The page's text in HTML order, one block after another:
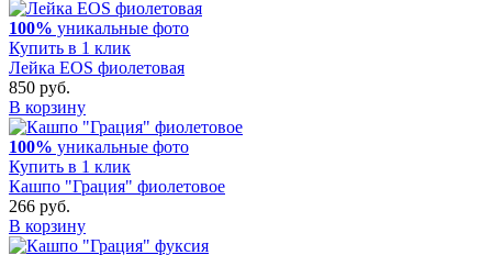
100% уникальные фото
Купить в 1 клик
Лейка EOS фиолетовая
850 руб.
В корзину
100% уникальные фото
Купить в 1 клик
Кашпо "Грация" фиолетовое
266 руб.
В корзину